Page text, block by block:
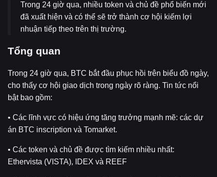
Trong 24 giờ qua, nhiều token và chủ đề phổ biến mới
đã xuất hiện và có thể sẽ trở thành cơ hội kiếm lợi
nhuận tiếp theo trên thị trường.
Tổng quan
Trong 24 giờ qua, BTC bắt đầu phục hồi trên biểu đồ ngày,
cho thấy cơ hội giao dịch trong ngày rõ ràng. Tin tức nổi
bật bao gồm:
• Các lĩnh vực có hiệu ứng tăng trưởng mạnh mẽ: các dự
án BTC inscription và Tomarket.
• Các token và chủ đề được tìm kiếm nhiều nhất:
Ethervista (VISTA), IDEX và REEF